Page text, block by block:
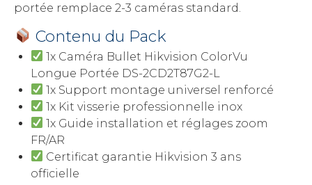
portée remplace 2-3 caméras standard.
Contenu du Pack
1x Caméra Bullet Hikvision ColorVu
Longue Portée DS-2CD2T87G2-L
1x Support montage universel renforcé
1x Kit visserie professionnelle inox
1x Guide installation et réglages zoom
FR/AR
Certificat garantie Hikvision 3 ans
officielle